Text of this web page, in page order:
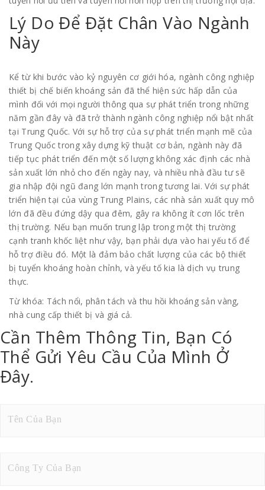
Lý Do Để Đặt Chân Vào Ngành
Này
Kể từ khi bước vào kỷ nguyên cơ giới hóa, ngành công nghiệp
thiết bị chế biến khoáng sản đã thể hiện sức hấp dẫn của
mình đối với mọi người thông qua sự phát triển trong những
năm gần đây và đã trở thành ngành công nghiệp nổi bật nhất
tại Trung Quốc. Với sự hỗ trợ của sự phát triển mạnh mẽ của
Trung Quốc trong xây dựng kỹ thuật cơ bản, ngành này đã
tiếp tục phát triển đến một số lượng không xác định các nhà
sản xuất lớn nhỏ cho đến ngày nay, và nhiều nhà đầu tư sẽ
gia nhập đội ngũ đang lớn mạnh trong tương lai. Với sự phát
triển hiện tại của vùng Trung Plains, các nhà sản xuất quy mô
lớn đã đều đứng dậy qua đêm, gây ra không ít cơn lốc trên
thị trường. Nếu bạn muốn trung lập trong một thị trường
cạnh tranh khốc liệt như vậy, bạn phải dựa vào hai yếu tố để
hỗ trợ điều đó. Một là đảm bảo chất lượng của các bộ thiết
bị tuyển khoáng hoàn chỉnh, và yếu tố kia là dịch vụ trung
thực.
Từ khóa: Tách nổi, phân tách và thu hồi khoáng sản vàng,
nhà cung cấp thiết bị và giá cả.
Cần Thêm Thông Tin, Bạn Có
Thể Gửi Yêu Cầu Của Mình Ở
Đây.